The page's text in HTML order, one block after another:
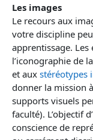
Les images
Le recours aux
votre discipline
apprentissage.
l’iconographie de
et aux stéréotypes
donner la mission
supports visuels
faculté). L’objectif
conscience de